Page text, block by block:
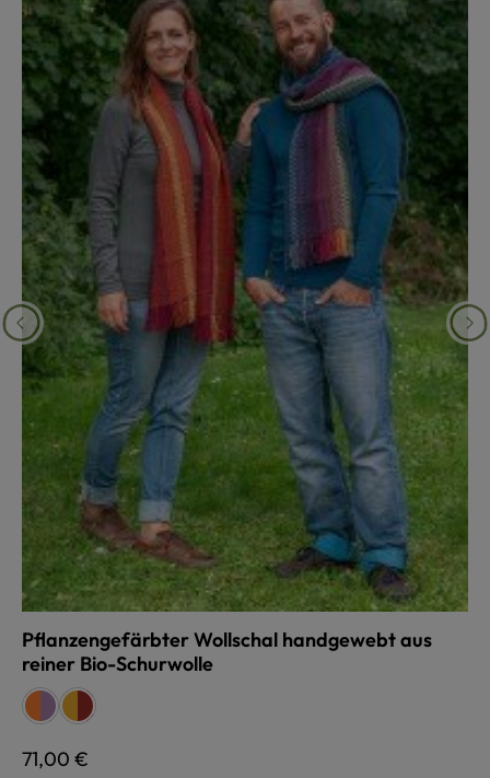
Pflanzengefärbter Wollschal handgewebt aus
reiner Bio-Schurwolle
Farbe auswählen
regenbogen
regenbogen
herbstlaub
herbstlaub
Regulärer Preis:
71,00 €